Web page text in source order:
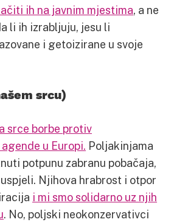
ih na javnim mjestima, a ne
li ih izrabljuju, jesu li
i getoizirane u svoje
srcu)
srce borbe protiv
u Europi. Poljakinjama
potpunu zabranu pobačaja,
Njihova hrabrost i otpor
i mi smo solidarno uz njih
. No, poljski neokonzervativci